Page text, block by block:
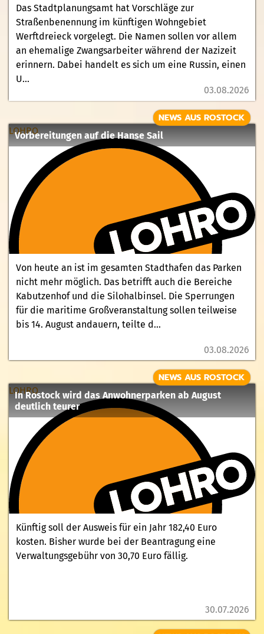
Das Stadtplanungsamt hat Vorschläge zur
Straßenbenennung im künftigen Wohngebiet
Werftdreieck vorgelegt. Die Namen sollen vor allem
an ehemalige Zwangsarbeiter während der Nazizeit
erinnern. Dabei handelt es sich um eine Russin, einen
U...
03.08.2026
LOHRO
Vorbereitungen auf die Hanse Sail
NEWS AUS ROSTOCK
Von heute an ist im gesamten Stadthafen das Parken
nicht mehr möglich. Das betrifft auch die Bereiche
Kabutzenhof und die Silohalbinsel. Die Sperrungen
für die maritime Großveranstaltung sollen teilweise
bis 14. August andauern, teilte d...
03.08.2026
LOHRO
In Rostock wird das Anwohnerparken ab August
deutlich teurer
NEWS AUS ROSTOCK
Künftig soll der Ausweis für ein Jahr 182,40 Euro
kosten. Bisher wurde bei der Beantragung eine
Verwaltungsgebühr von 30,70 Euro fällig.
30.07.2026